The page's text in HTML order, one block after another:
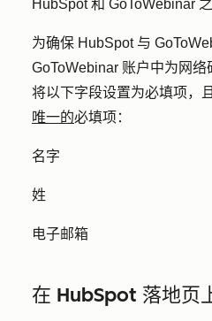
HubSpot 和 GoToWebinar
为确保 HubSpot 与
GoToWebinar 账户中为网
将以下字段设置为必填项，
唯一的必填项：
名字
姓
电子邮箱
在 HubSpot 落地页